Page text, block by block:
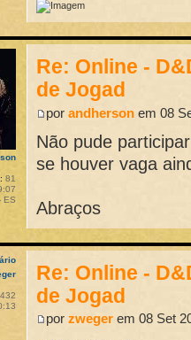
Re: Online -
de Jogad
porandherson em 08
Não pude
se houver vaga
Abraços
81
ES
Re: Online -
de Jogad
porzweger em 08 Set
432